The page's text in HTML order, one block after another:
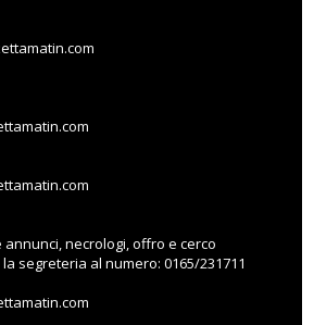
necrologi, offro e cerco
segreteria al numero: 0165/231711